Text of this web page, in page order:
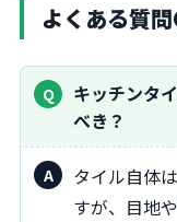
よくある質
キッチンタイル張替えはどれくらいの頻度です
べき？
タイル自体は耐久性が高く、10年以上は持ちま
すが、目地